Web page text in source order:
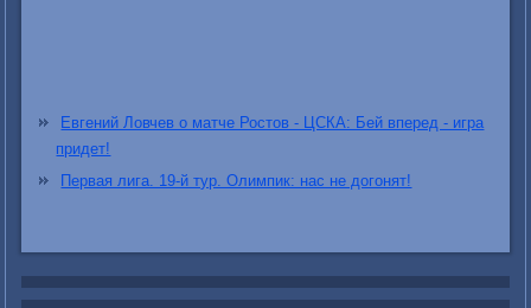
Евгений Ловчев о матче Ростов - ЦСКА: Бей вперед - игра
придет!
Первая лига. 19-й тур. Олимпик: нас не догонят!